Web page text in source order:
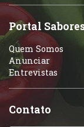
Portal
Quem Somos
Anunciar
Entrevistas
Contato